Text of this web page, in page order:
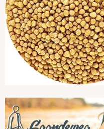
Deze reeks met hertalingen
verhalen te lezen
Dat kan ook samen met hun